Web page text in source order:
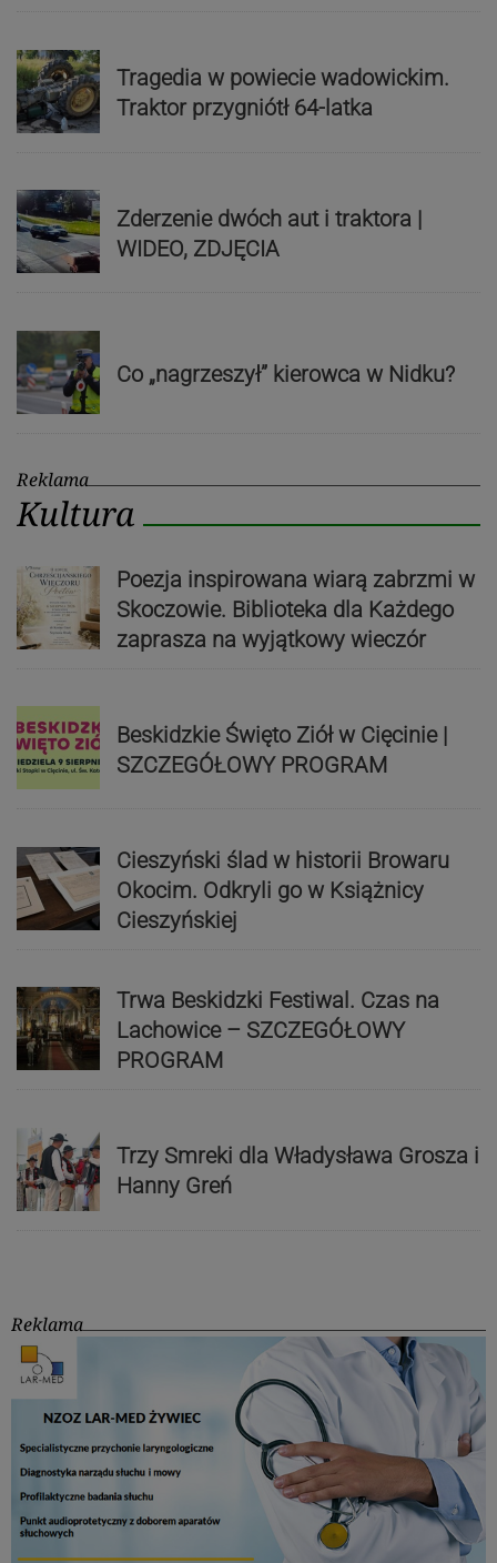
Tragedia w powiecie wadowickim.
Traktor przygniótł 64-latka
Zderzenie dwóch aut i traktora |
WIDEO, ZDJĘCIA
Co „nagrzeszył” kierowca w Nidku?
Reklama
Kultura
Poezja inspirowana wiarą zabrzmi w
Skoczowie. Biblioteka dla Każdego
zaprasza na wyjątkowy wieczór
Beskidzkie Święto Ziół w Cięcinie |
SZCZEGÓŁOWY PROGRAM
Cieszyński ślad w historii Browaru
Okocim. Odkryli go w Książnicy
Cieszyńskiej
Trwa Beskidzki Festiwal. Czas na
Lachowice – SZCZEGÓŁOWY
PROGRAM
Trzy Smreki dla Władysława Grosza i
Hanny Greń
Reklama